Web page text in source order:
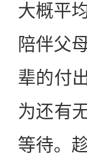
大概平
陪伴父
辈的付
为还有
等待。